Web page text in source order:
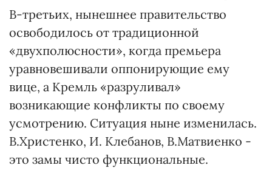
В-третьих, нынешнее правительство
освободилось от традиционной
«двухполюсности», когда премьера
уравновешивали оппонирующие ему
вице, а Кремль «разруливал»
возникающие конфликты по своему
усмотрению. Ситуация ныне изменилась.
В.Христенко, И. Клебанов, В.Матвиенко -
это замы чисто функциональные.